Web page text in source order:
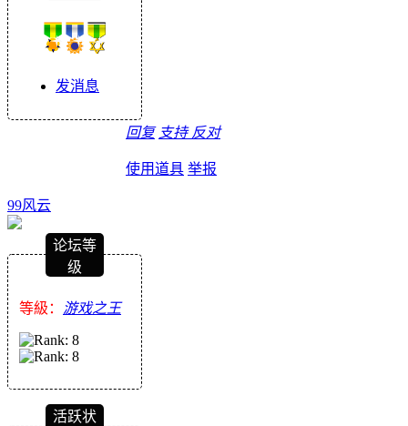
发消息
回复 支持 反对
使用道具 举报
99风云
论坛等
级
等級： 游戏之王
活跃状